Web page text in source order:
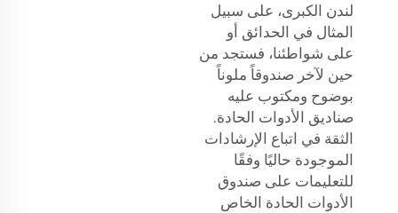
لندن الكبرى، على سبيل
المثال في الحدائق أو
على شواطئنا، فستجد من
حين لآخر صندوقاً ملوناً
بوضوح ومكتوب عليه
صناديق الأدوات الحادة.
الثقة في اتباع الإرشادات
الموجودة حاليًا وفقًا
للتعليمات على صندوق
الأدوات الحادة الخاص